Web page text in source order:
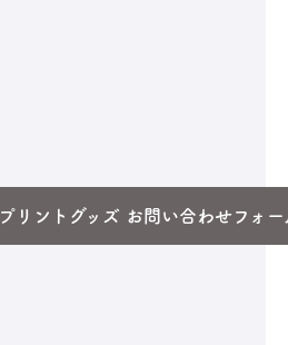
プリントグッズ お問い合わせフォー